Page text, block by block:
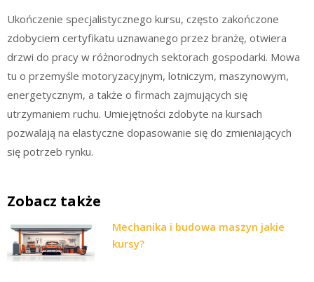
Ukończenie specjalistycznego kursu, często zakończone
zdobyciem certyfikatu uznawanego przez branżę, otwiera
drzwi do pracy w różnorodnych sektorach gospodarki. Mowa
tu o przemyśle motoryzacyjnym, lotniczym, maszynowym,
energetycznym, a także o firmach zajmujących się
utrzymaniem ruchu. Umiejętności zdobyte na kursach
pozwalają na elastyczne dopasowanie się do zmieniających
się potrzeb rynku.
Zobacz także
Mechanika i budowa maszyn jakie
kursy?